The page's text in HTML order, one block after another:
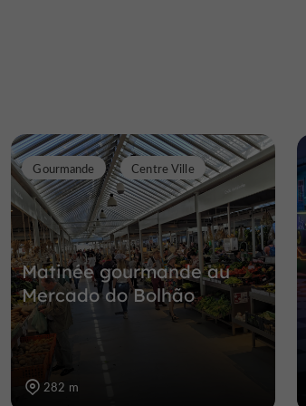
Matinée gourmande au
Mercado do Bolhão
Gourmande Centre Ville
282 m